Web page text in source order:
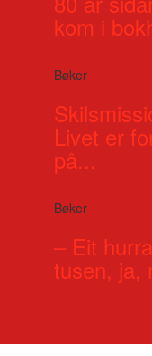
kom i
Bøker
Livet er
på...
Bøker
– Eit
tusen, ja,